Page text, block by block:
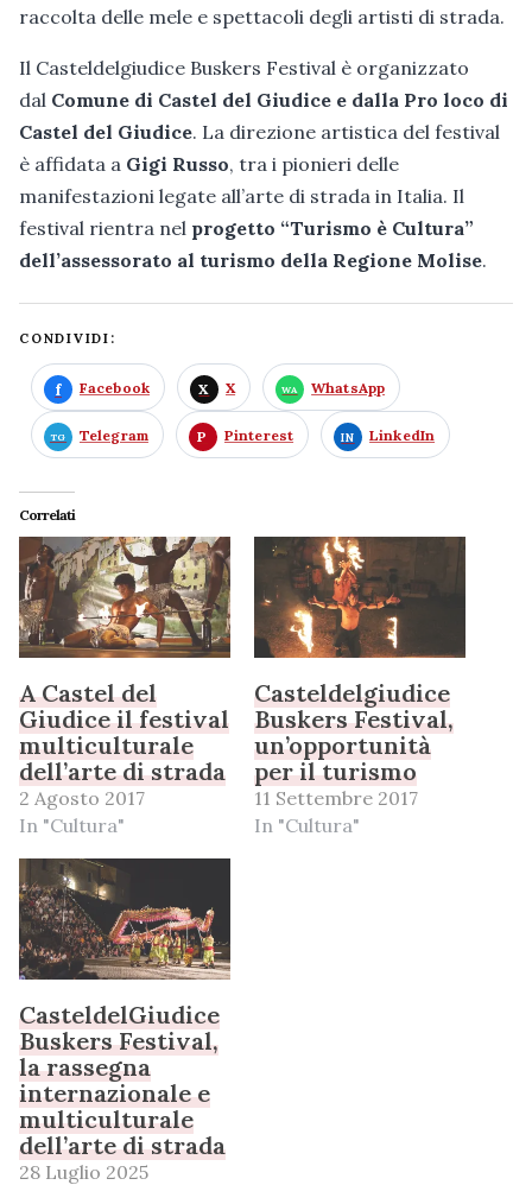
raccolta delle mele e spettacoli degli artisti di strada.
Il Casteldelgiudice Buskers Festival è organizzato
dal Comune di Castel del Giudice e dalla Pro loco di
Castel del Giudice. La direzione artistica del festival
è affidata a Gigi Russo, tra i pionieri delle
manifestazioni legate all’arte di strada in Italia. Il
festival rientra nel progetto “Turismo è Cultura”
dell’assessorato al turismo della Regione Molise.
CONDIVIDI:
Facebook X WhatsApp
Telegram Pinterest LinkedIn
Correlati
A Castel del
Giudice il festival
multiculturale
dell’arte di strada
2 Agosto 2017
In "Cultura"
Casteldelgiudice
Buskers Festival,
un’opportunità
per il turismo
11 Settembre 2017
In "Cultura"
CasteldelGiudice
Buskers Festival,
la rassegna
internazionale e
multiculturale
dell’arte di strada
28 Luglio 2025